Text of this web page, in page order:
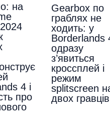
на
4 і
про
Gearbox по
граблях не
ходить: у
Borderlands
одразу
з’явиться
кроссплей і
режим
splitscreen
двох гравців